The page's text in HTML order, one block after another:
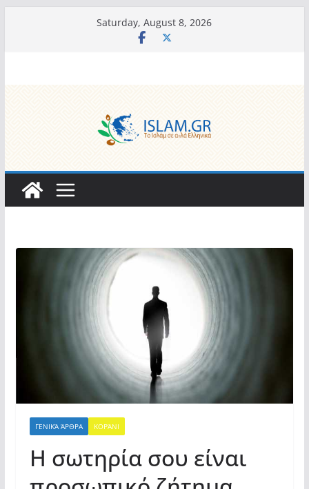
Saturday, August 8, 2026
ΓΕΝΙΚΆ ΆΡΘΡΑ ΚΟΡΆΝΙ
Η σωτηρία σου είναι